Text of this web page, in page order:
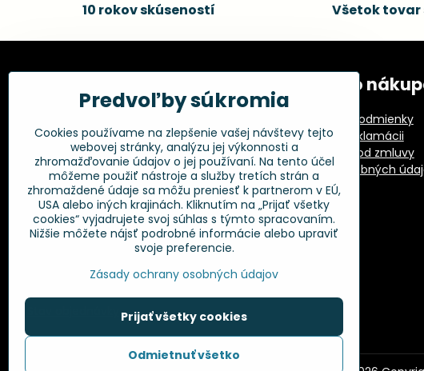
10 rokov skúseností Všetok
Kadernícke potreby, s.r.o.
Fakturačné údaje:
Kadernícke potreby, s.r.o.
Klincová 37
821 08 Bratislava
+421 948 014 333
info​@kadernickepotreby​.sk
Objednávky
Všetko o
Obchodné podmienky
Postup pri reklamácii
Odstúpenie od zmluvy
Ochrana osobných
GPSR
Predvoľby súkromia
Cookies používame na zlepšenie vašej návštevy tejto
webovej stránky, analýzu jej výkonnosti a
zhromažďovanie údajov o jej používaní. Na tento účel
môžeme použiť nástroje a služby tretích strán a
zhromaždené údaje sa môžu preniesť k partnerom v EÚ,
USA alebo iných krajinách. Kliknutím na „Prijať všetky
cookies“ vyjadrujete svoj súhlas s týmto spracovaním.
Nižšie môžete nájsť podrobné informácie alebo upraviť
svoje preferencie.
Zásady ochrany osobných údajov
Prijať všetky cookies
Odmietnuť všetko